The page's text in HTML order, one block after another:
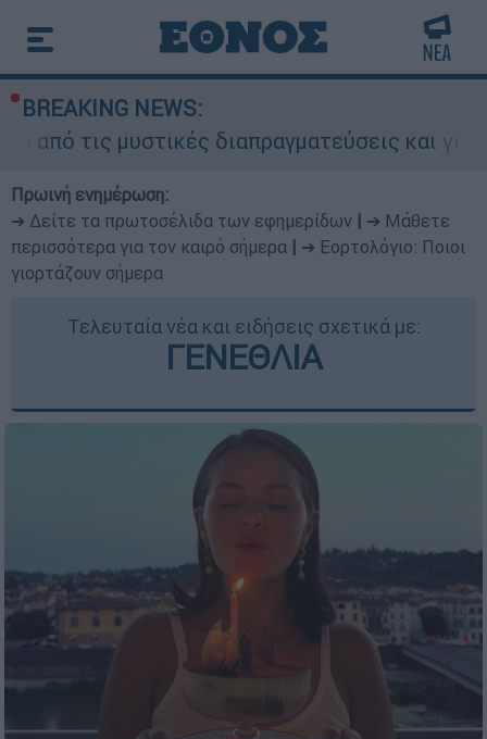
BREAKING NEWS:
διαπραγματεύσεις και γιατί
Πρωινή ενημέρωση:
➔ Δείτε τα πρωτοσέλιδα των εφημερίδων
➔ Μάθετε
περισσότερα για τον καιρό σήμερα
➔ Εορτολόγιο: Ποιοι
γιορτάζουν σήμερα
Τελευταία νέα και ειδήσεις σχετικά με:
ΓΕΝΕΘΛΙΑ